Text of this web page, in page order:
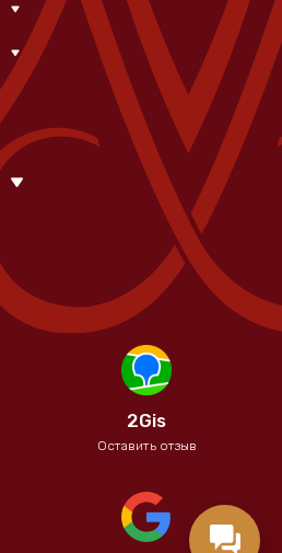
2Gis
Оставить отзыв